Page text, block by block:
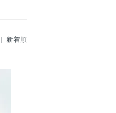
| 新着順